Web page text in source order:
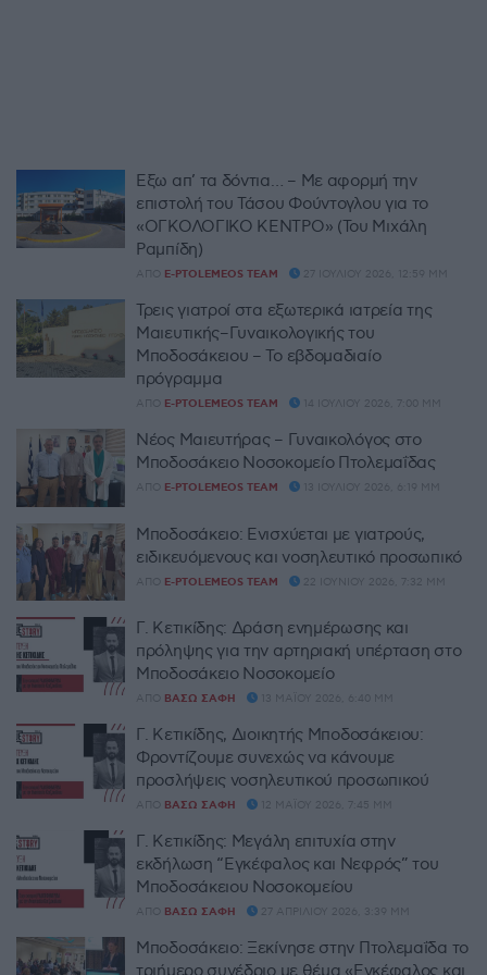
Έξω απ’ τα δόντια… – Με αφορμή την
επιστολή του Τάσου Φούντογλου για το
«ΟΓΚΟΛΟΓΙΚΟ ΚΕΝΤΡΟ» (Του Μιχάλη
Ραμπίδη)
ΑΠΌ E-PTOLEMEOS TEAM 27 ΙΟΥΛΊΟΥ 2026, 12:59 ΜΜ
Τρεις γιατροί στα εξωτερικά ιατρεία της
Μαιευτικής–Γυναικολογικής του
Μποδοσάκειου – Το εβδομαδιαίο
πρόγραμμα
ΑΠΌ E-PTOLEMEOS TEAM 14 ΙΟΥΛΊΟΥ 2026, 7:00 ΜΜ
Νέος Μαιευτήρας – Γυναικολόγος στο
Μποδοσάκειο Νοσοκομείο Πτολεμαΐδας
ΑΠΌ E-PTOLEMEOS TEAM 13 ΙΟΥΛΊΟΥ 2026, 6:19 ΜΜ
Μποδοσάκειο: Ενισχύεται με γιατρούς,
ειδικευόμενους και νοσηλευτικό προσωπικό
ΑΠΌ E-PTOLEMEOS TEAM 22 ΙΟΥΝΊΟΥ 2026, 7:32 ΜΜ
Γ. Κετικίδης: Δράση ενημέρωσης και
πρόληψης για την αρτηριακή υπέρταση στο
Μποδοσάκειο Νοσοκομείο
ΑΠΌ ΒΆΣΩ ΣΆΦΗ 13 ΜΑΪ́ΟΥ 2026, 6:40 ΜΜ
Γ. Κετικίδης, Διοικητής Μποδοσάκειου:
Φροντίζουμε συνεχώς να κάνουμε
προσλήψεις νοσηλευτικού προσωπικού
ΑΠΌ ΒΆΣΩ ΣΆΦΗ 12 ΜΑΪ́ΟΥ 2026, 7:45 ΜΜ
Γ. Κετικίδης: Μεγάλη επιτυχία στην
εκδήλωση “Εγκέφαλος και Νεφρός” του
Μποδοσάκειου Νοσοκομείου
ΑΠΌ ΒΆΣΩ ΣΆΦΗ 27 ΑΠΡΙΛΊΟΥ 2026, 3:39 ΜΜ
Μποδοσάκειο: Ξεκίνησε στην Πτολεμαΐδα το
τριήμερο συνέδριο με θέμα «Εγκέφαλος και